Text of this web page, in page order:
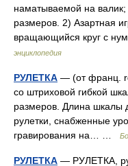
наматываемой на
размеров. 2) Азартная
вращающийся круг с
энциклопедия
РУЛЕТКА — (от франц.
со штриховой гибкой
размеров. Длина шкалы
рулетки, снабженные
гравирования на… …
РУЛЕТКА — РУЛЕТКА,